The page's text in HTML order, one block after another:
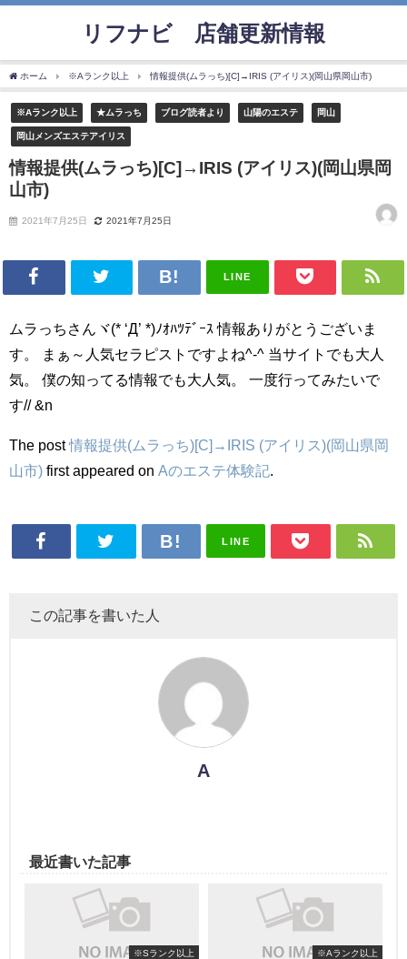
リフナビ®店舗更新情報
ホーム ※Aランク以上 情報提供(ムラっち)[C]→IRIS (アイリス)(岡山県岡山市)
※Aランク以上 ★ムラっち ブログ読者より 山陽のエステ 岡山
岡山メンズエステアイリス
情報提供(ムラっち)[C]→IRIS (アイリス)(岡山県岡
山市)
2021年7月25日 2021年7月25日
LINE
ムラっちさんヾ(* ‘Д’ *)ﾉｵﾊﾂﾃﾞｰｽ 情報ありがとうございま
す。 まぁ～人気セラピストですよね^-^ 当サイトでも大人
気。 僕の知ってる情報でも大人気。 一度行ってみたいで
す// &n
The post情報提供(ムラっち)[C]→IRIS (アイリス)(岡山県岡
山市) first appeared on Aのエステ体験記
LINE
この記事を書いた人
A
最近書いた記事
※Sランク以上 ※Aランク以上